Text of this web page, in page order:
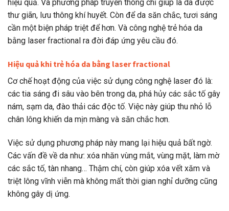
hiệu quả. Và phương pháp truyền thông chỉ giúp là da được
thư giãn, lưu thông khí huyết. Còn để da săn chắc, tươi sáng
cần một biện pháp triệt để hơn. Và công nghệ trẻ hóa da
bằng laser fractional ra đời đáp ứng yêu cầu đó.
Hiệu quả khi trẻ hóa da bằng laser fractional
Cơ chế hoạt động của việc sử dụng công nghệ laser đó là:
các tia sáng đi sâu vào bên trong da, phá hủy các sắc tố gây
nám, sạm da, đào thải các độc tố. Việc này giúp thu nhỏ lỗ
chân lông khiến da mịn màng và săn chắc hơn.
Việc sử dụng phương pháp này mang lại hiệu quả bất ngờ.
Các vấn đề về da như: xóa nhăn vùng mắt, vùng mặt, làm mờ
các sắc tố, tàn nhang… Thậm chí, còn giúp xóa vết xăm và
triệt lông vĩnh viễn mà không mất thời gian nghỉ dưỡng cũng
không gây dị ứng.